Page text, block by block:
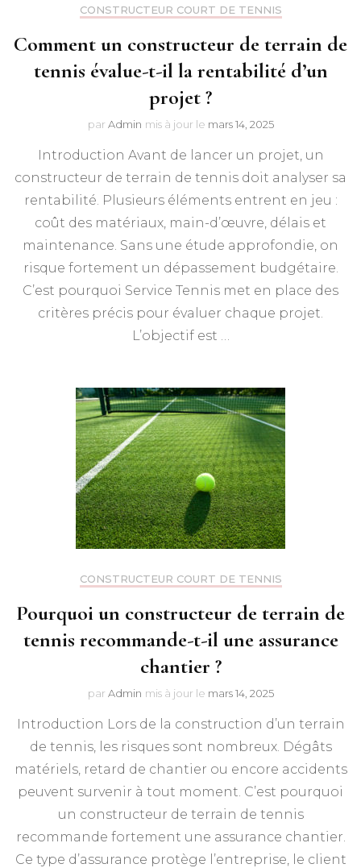
CONSTRUCTEUR COURT DE TENNIS
Comment un constructeur de terrain de
tennis évalue-t-il la rentabilité d’un
projet ?
par Admin mis à jour le mars 14, 2025
Introduction Avant de lancer un projet, un
constructeur de terrain de tennis doit analyser sa
rentabilité. Plusieurs éléments entrent en jeu :
coût des matériaux, main-d’œuvre, délais et
maintenance. Sans une étude approfondie, on
risque fortement un dépassement budgétaire.
C’est pourquoi Service Tennis met en place des
critères précis pour évaluer chaque projet.
L’objectif est …
CONSTRUCTEUR COURT DE TENNIS
Pourquoi un constructeur de terrain de
tennis recommande-t-il une assurance
chantier ?
par Admin mis à jour le mars 14, 2025
Introduction Lors de la construction d’un terrain
de tennis, les risques sont nombreux. Dégâts
matériels, retard de chantier ou encore accidents
peuvent survenir à tout moment. C’est pourquoi
un constructeur de terrain de tennis
recommande fortement une assurance chantier.
Ce type d’assurance protège l’entreprise, le client